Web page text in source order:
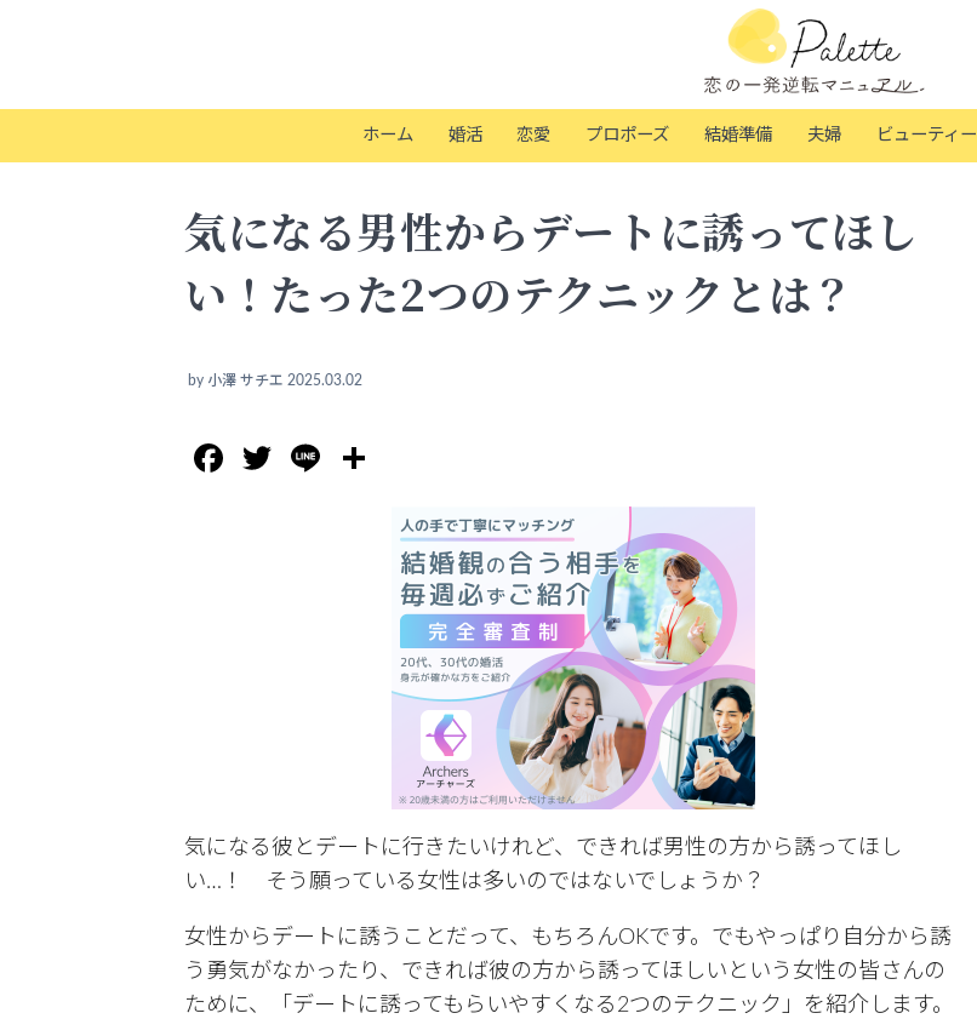
ホーム 婚活 恋愛 プロポーズ 結婚準備 夫婦 ビューティー
気になる男性からデートに誘ってほし
い！たった2つのテクニックとは？
by 小澤 サチエ 2025.03.02
Facebook
Twitter
Line
気になる彼とデートに行きたいけれど、できれば男性の方から誘ってほし
い…！ そう願っている女性は多いのではないでしょうか？
女性からデートに誘うことだって、もちろんOKです。でもやっぱり自分から誘
う勇気がなかったり、できれば彼の方から誘ってほしいという女性の皆さんの
ために、「デートに誘ってもらいやすくなる2つのテクニック」を紹介します。